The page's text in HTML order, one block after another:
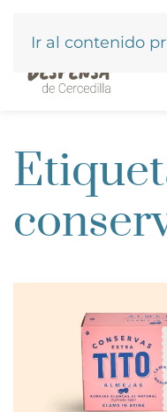
Ir al contenido